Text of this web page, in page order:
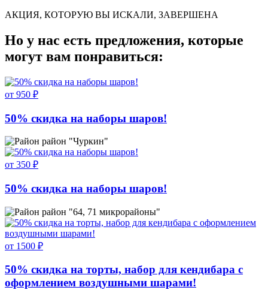
АКЦИЯ, КОТОРУЮ ВЫ ИСКАЛИ, ЗАВЕРШЕНА
Но у нас есть предложения, которые
могут вам понравиться:
от 950 ₽
50% скидка на наборы шаров!
район "Чуркин"
от 350 ₽
50% скидка на наборы шаров!
район "64, 71 микрорайоны"
от 1500 ₽
50% скидка на торты, набор для кендибара с
оформлением воздушными шарами!